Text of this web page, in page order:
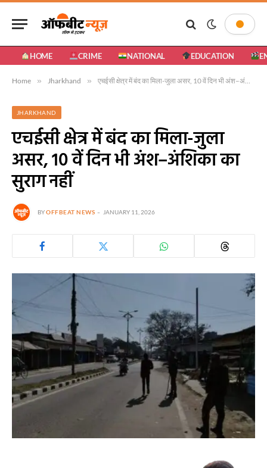
HOME CRIME NATIONAL EDUCATION
Home » Jharkhand » एचईसी क्षेत्र में बंद का मिला-जुला असर, 10 वें दिन भी अंश–अंशिका का सुराग नहीं
JHARKHAND
एचईसी क्षेत्र में बंद का मिला-जुला
असर, 10 वें दिन भी अंश–अंशिका का
सुराग नहीं
BYOFFBEAT NEWS JANUARY 11, 2026